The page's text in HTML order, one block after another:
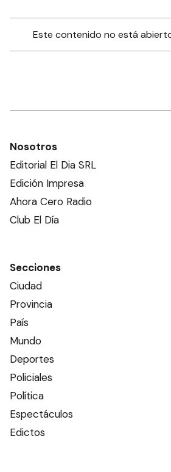
Este contenido no está
Nosotros
Editorial El Dia SRL
Edición Impresa
Ahora Cero Radio
Club El Día
Secciones
Ciudad
Provincia
País
Mundo
Deportes
Policiales
Política
Espectáculos
Edictos